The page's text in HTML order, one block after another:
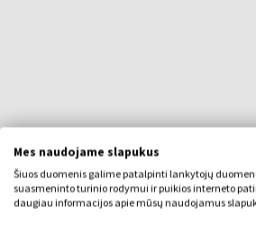
Mes naudojame slapukus
Šiuos duomenis galime patalpinti lankytojų
suasmeninto turinio rodymui ir puikios interneto
daugiau informacijos apie mūsų naudojamus